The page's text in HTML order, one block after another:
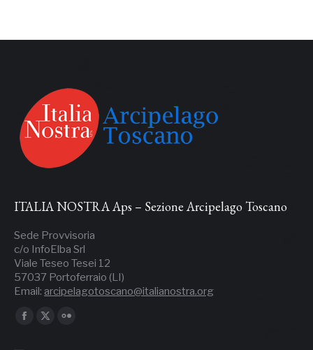
ITALIA NOSTRA Aps – Sezione Arcipelago Toscano
Sede Provvisoria
c/o InfoElba Srl
Viale Teseo Tesei 12
57037 Portoferraio (LI)
Email: arcipelagotoscano@italianostra.org
Ci puoi trovare su:
Facebook
X